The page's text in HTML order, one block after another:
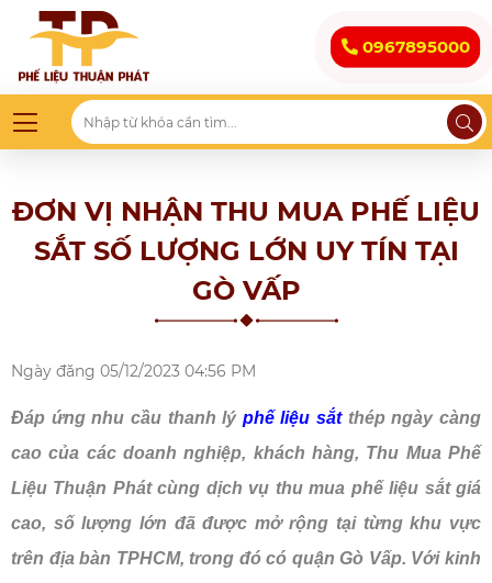
0967895000
ĐƠN VỊ NHẬN THU MUA PHẾ LIỆU
SẮT SỐ LƯỢNG LỚN UY TÍN TẠI
GÒ VẤP
Ngày đăng 05/12/2023 04:56 PM
Đáp ứng nhu cầu thanh lý phế liệu sắtthép ngày càng
cao của các doanh nghiệp, khách hàng, Thu Mua Phế
Liệu Thuận Phát cùng dịch vụ thu mua phế liệu sắt giá
cao, số lượng lớn đã được mở rộng tại từng khu vực
trên địa bàn TPHCM, trong đó có quận Gò Vấp. Với kinh